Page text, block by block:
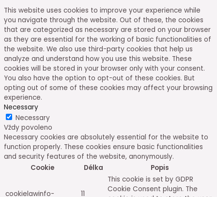
This website uses cookies to improve your experience while
you navigate through the website. Out of these, the cookies
that are categorized as necessary are stored on your browser
as they are essential for the working of basic functionalities of
the website. We also use third-party cookies that help us
analyze and understand how you use this website. These
cookies will be stored in your browser only with your consent.
You also have the option to opt-out of these cookies. But
opting out of some of these cookies may affect your browsing
experience.
Necessary
Necessary
Vždy povoleno
Necessary cookies are absolutely essential for the website to
function properly. These cookies ensure basic functionalities
and security features of the website, anonymously.
Cookie
Délka Popis
cookielawinfo-
11
This cookie is set by GDPR
Cookie Consent plugin. The